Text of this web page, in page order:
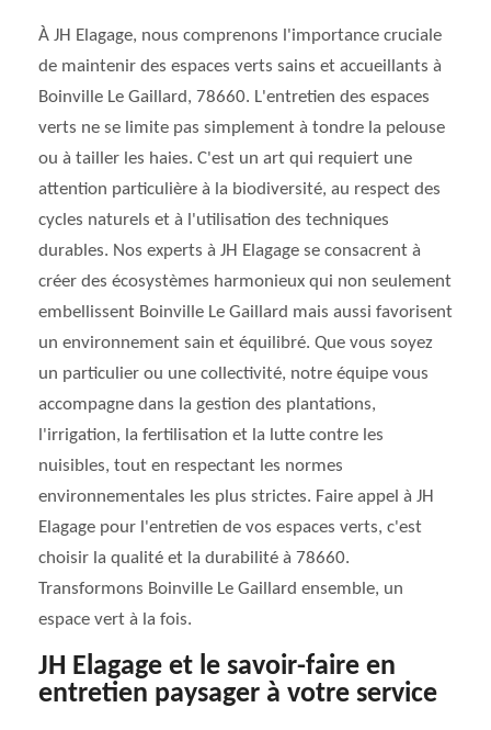
À JH Elagage, nous comprenons l'importance cruciale
de maintenir des espaces verts sains et accueillants à
Boinville Le Gaillard, 78660. L'entretien des espaces
verts ne se limite pas simplement à tondre la pelouse
ou à tailler les haies. C'est un art qui requiert une
attention particulière à la biodiversité, au respect des
cycles naturels et à l'utilisation des techniques
durables. Nos experts à JH Elagage se consacrent à
créer des écosystèmes harmonieux qui non seulement
embellissent Boinville Le Gaillard mais aussi favorisent
un environnement sain et équilibré. Que vous soyez
un particulier ou une collectivité, notre équipe vous
accompagne dans la gestion des plantations,
l'irrigation, la fertilisation et la lutte contre les
nuisibles, tout en respectant les normes
environnementales les plus strictes. Faire appel à JH
Elagage pour l'entretien de vos espaces verts, c'est
choisir la qualité et la durabilité à 78660.
Transformons Boinville Le Gaillard ensemble, un
espace vert à la fois.
JH Elagage et le savoir-faire en
entretien paysager à votre service